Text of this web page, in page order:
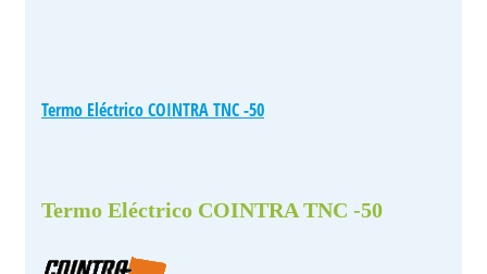
Termo Eléctrico COINTRA TNC -50
Termo Eléctrico COINTRA TNC -50